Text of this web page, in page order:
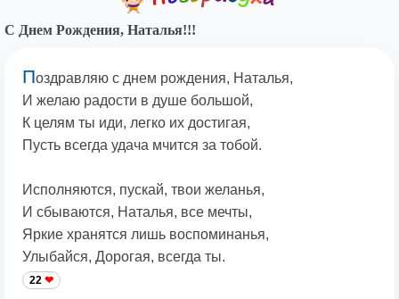
С Днем Рождения, Наталья!!!
Поздравляю с днем рождения, Наталья,
И желаю радости в душе большой,
К целям ты иди, легко их достигая,
Пусть всегда удача мчится за тобой.
Исполняются, пускай, твои желанья,
И сбываются, Наталья, все мечты,
Яркие хранятся лишь воспоминанья,
Улыбайся, Дорогая, всегда ты.
22